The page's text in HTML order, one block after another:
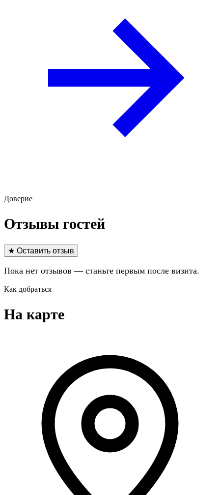
Доверие
Отзывы гостей
★ Оставить отзыв
Пока нет отзывов — станьте первым после визита.
Как добраться
На карте